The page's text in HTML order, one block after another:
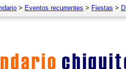
> Eventos recurrentes > Fiestas >